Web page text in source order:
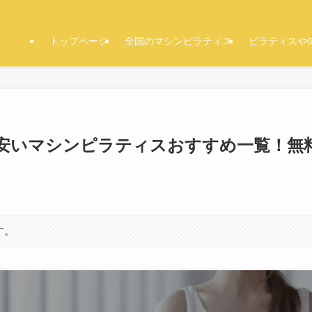
トップページ 全国のマシンピラティス ピラティスや
いマシンピラティスおすすめ一覧！無